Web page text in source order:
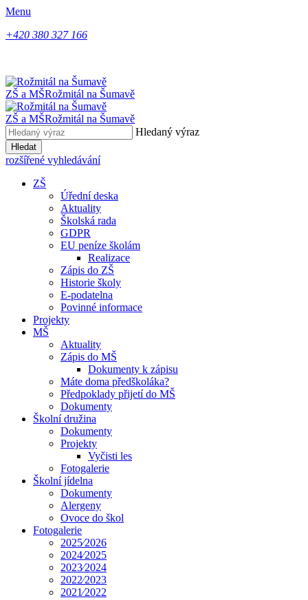
Menu
+420 380 327 166
ZŠ a MŠRožmitál na Šumavě
ZŠ a MŠRožmitál na Šumavě
Hledaný výraz
Hledat
rozšířené vyhledávání
ZŠ
Úřední deska
Aktuality
Školská rada
GDPR
EU peníze školám
Realizace
Zápis do ZŠ
Historie školy
E-podatelna
Povinné informace
Projekty
MŠ
Aktuality
Zápis do MŠ
Dokumenty k zápisu
Máte doma předškoláka?
Předpoklady přijetí do MŠ
Dokumenty
Školní družina
Dokumenty
Projekty
Vyčisti les
Fotogalerie
Školní jídelna
Dokumenty
Alergeny
Ovoce do škol
Fotogalerie
2025⁄2026
2024⁄2025
2023⁄2024
2022⁄2023
2021⁄2022